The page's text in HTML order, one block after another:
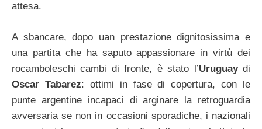
attesa.
A sbancare, dopo uan prestazione dignitosissima e
una partita che ha saputo appassionare in virtù dei
rocamboleschi cambi di fronte, è stato l’Uruguaydi
Oscar Tabarez: ottimi in fase di copertura, con le
punte argentine incapaci di arginare la retroguardia
avversaria se non in occasioni sporadiche, i nazionali